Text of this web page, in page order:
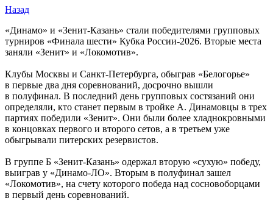
Назад
«Динамо» и «Зенит-Казань» стали победителями групповых
турниров «Финала шести» Кубка России-2026. Вторые места
заняли «Зенит» и «Локомотив».
Клубы Москвы и Санкт-Петербурга, обыграв «Белогорье»
в первые два дня соревнований, досрочно вышли
в полуфинал. В последний день групповых состязаний они
определяли, кто станет первым в тройке А. Динамовцы в трех
партиях победили «Зенит». Они были более хладнокровными
в концовках первого и второго сетов, а в третьем уже
обыгрывали питерских резервистов.
В группе Б «Зенит-Казань» одержал вторую «сухую» победу,
выиграв у «Динамо-ЛО». Вторым в полуфинал зашел
«Локомотив», на счету которого победа над сосновоборцами
в первый день соревнований.